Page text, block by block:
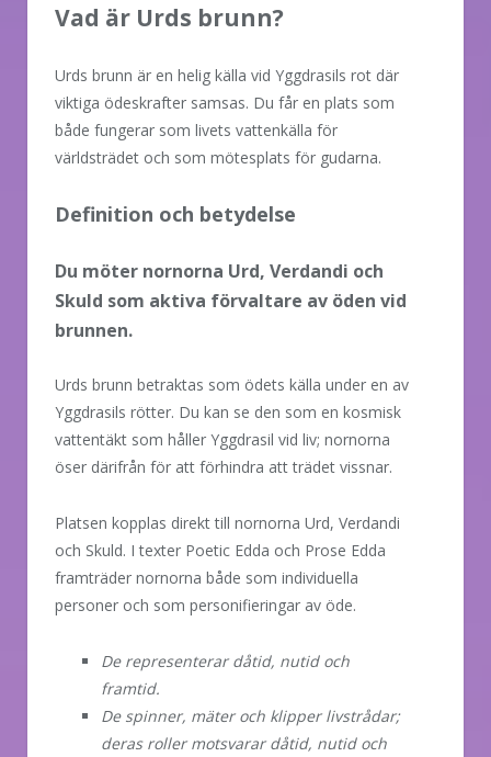
Vad är Urds brunn?
Urds brunn är en helig källa vid Yggdrasils rot där
viktiga ödeskrafter samsas. Du får en plats som
både fungerar som livets vattenkälla för
världsträdet och som mötesplats för gudarna.
Definition och betydelse
Du möter nornorna Urd, Verdandi och
Skuld som aktiva förvaltare av öden vid
brunnen.
Urds brunn betraktas som ödets källa under en av
Yggdrasils rötter. Du kan se den som en kosmisk
vattentäkt som håller Yggdrasil vid liv; nornorna
öser därifrån för att förhindra att trädet vissnar.
Platsen kopplas direkt till nornorna Urd, Verdandi
och Skuld. I texter Poetic Edda och Prose Edda
framträder nornorna både som individuella
personer och som personifieringar av öde.
De representerar dåtid, nutid och
framtid.
De spinner, mäter och klipper livstrådar;
deras roller motsvarar dåtid, nutid och